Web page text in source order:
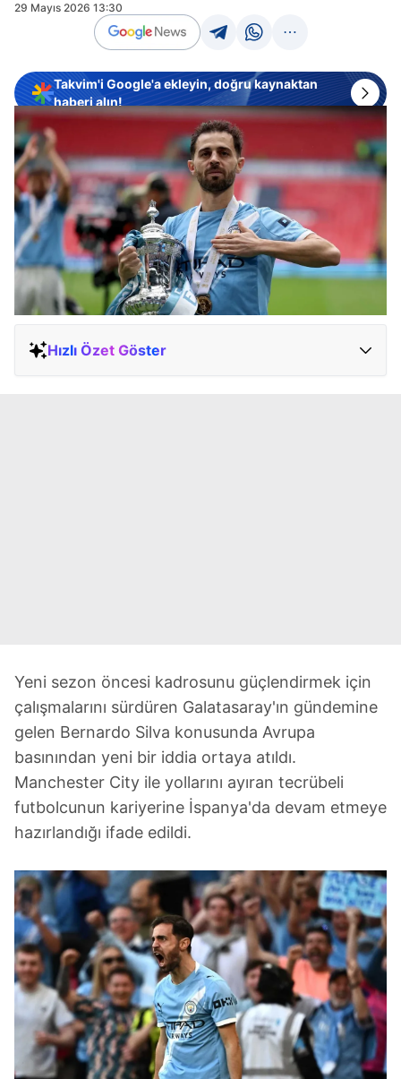
29 Mayıs 2026 13:30
Takvim'i Google'a ekleyin, doğru kaynaktan
haberi alın!
Hızlı Özet Göster
Yeni sezon öncesi kadrosunu güçlendirmek için
çalışmalarını sürdüren Galatasaray'ın gündemine
gelen Bernardo Silva konusunda Avrupa
basınından yeni bir iddia ortaya atıldı.
Manchester City ile yollarını ayıran tecrübeli
futbolcunun kariyerine İspanya'da devam etmeye
hazırlandığı ifade edildi.